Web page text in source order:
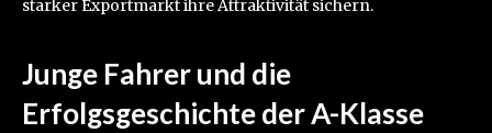
starker Exportmarkt ihre Attraktivität sichern.
Junge Fahrer und die
Erfolgsgeschichte der A-Klasse